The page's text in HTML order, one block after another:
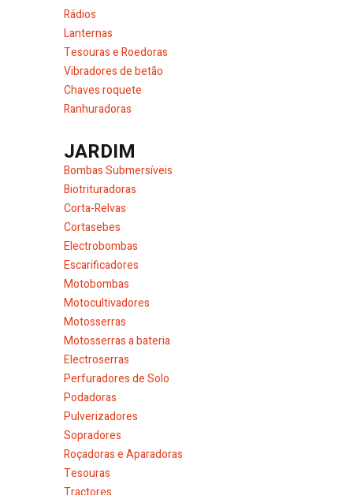
Rádios
Lanternas
Tesouras e Roedoras
Vibradores de betão
Chaves roquete
Ranhuradoras
JARDIM
Bombas Submersíveis
Biotrituradoras
Corta-Relvas
Cortasebes
Electrobombas
Escarificadores
Motobombas
Motocultivadores
Motosserras
Motosserras a bateria
Electroserras
Perfuradores de Solo
Podadoras
Pulverizadores
Sopradores
Roçadoras e Aparadoras
Tesouras